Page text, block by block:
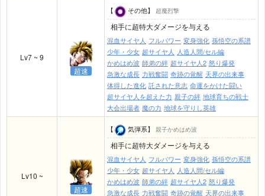
Lv7 ~ 9
超速
【 その他】 超魔烈撃
相手に超特大ダメージを与える
混血サイヤ人 フルパワー 変身強化 孫悟空の系譜
少年・少女 超サイヤ人
人造人間/セル編
かめはめ波 師弟の絆 超サイヤ人2 怒り爆発
急激な成長 力戦奮闘 奇跡の覚醒 天界の出来事
体得した進化 託された意志 命運をかけた闘い
超サイヤ人を超えた力 親子の絆 地球育ちの戦士
大会出場者 魔の力 地球を守りし英雄
Lv10 ~
超速
【 気弾系】 親子かめはめ波
相手に超特大ダメージを与える
混血サイヤ人 フルパワー 変身強化 孫悟空の系譜
少年・少女 超サイヤ人
人造人間/セル編
かめはめ波 師弟の絆 超サイヤ人2 怒り爆発
急激な成長 力戦奮闘 奇跡の覚醒 天界の出来事